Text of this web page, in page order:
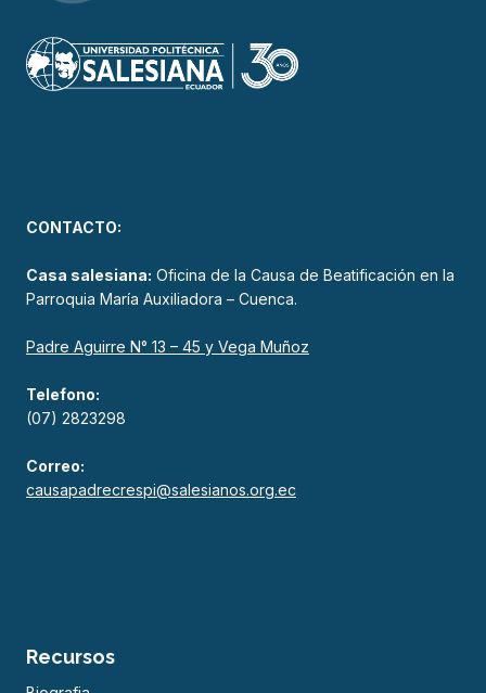
CONTACTO:
Casa salesiana: Oficina de la Causa de Beatificación en la
Parroquia María Auxiliadora – Cuenca.
Padre Aguirre N° 13 – 45 y Vega Muñoz
Telefono:
(07) 2823298
Correo:
causapadrecrespi@salesianos.org.ec
Recursos